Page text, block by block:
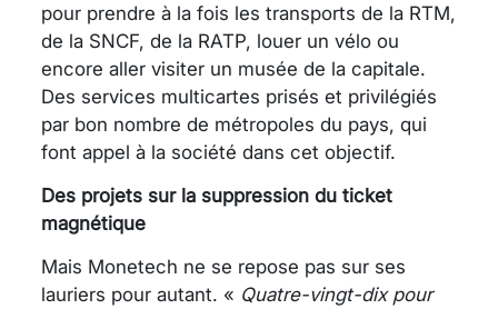
pour prendre à la fois les transports de la RTM,
de la SNCF, de la RATP, louer un vélo ou
encore aller visiter un musée de la capitale.
Des services multicartes prisés et privilégiés
par bon nombre de métropoles du pays, qui
font appel à la société dans cet objectif.
Des projets sur la suppression du ticket
magnétique
Mais Monetech ne se repose pas sur ses
lauriers pour autant. « Quatre-vingt-dix pour